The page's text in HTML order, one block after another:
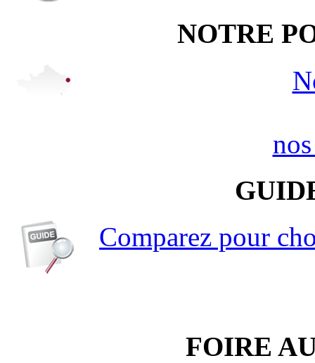
NOTRE
Comparez pour
FOIRE